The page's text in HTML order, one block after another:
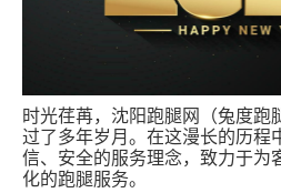
时光荏苒，沈阳跑腿网（兔度跑
过了多年岁月。在这漫长的历程
信、安全的服务理念，致力于为
化的跑腿服务。